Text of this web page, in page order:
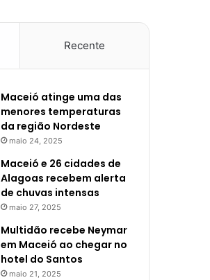
Recente
Maceió atinge uma das
menores temperaturas
da região Nordeste
maio 24, 2025
Maceió e 26 cidades de
Alagoas recebem alerta
de chuvas intensas
maio 27, 2025
Multidão recebe Neymar
em Maceió ao chegar no
hotel do Santos
maio 21, 2025